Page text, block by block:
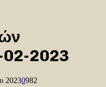
02-2023
20230982